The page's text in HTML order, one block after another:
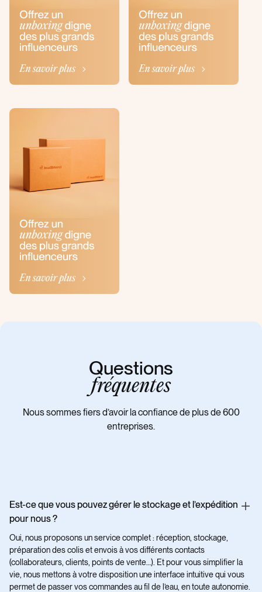
Questions
fréquentes
Nous sommes fiers d’avoir la confiance de plus de 600
entreprises.
Est-ce que vous pouvez gérer le stockage et l’expédition
pour nous ?
Oui, nous proposons un service complet : réception, stockage,
préparation des colis et envois à vos différents contacts
(collaborateurs, clients, points de vente…). Et pour vous simplifier la
vie, nous mettons à votre disposition une interface intuitive qui vous
permet de passer vos commandes au fil de l’eau, en toute autonomie.